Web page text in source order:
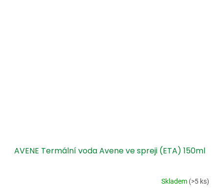
AVENE Termální voda Avene ve spreji (ETA) 150ml
Skladem (>5 ks)